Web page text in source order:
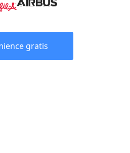
gratis